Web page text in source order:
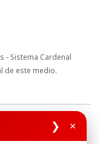
❯ ×
- Sistema Cardenal
de este medio.
y Propiedad Intelectual
de Datos